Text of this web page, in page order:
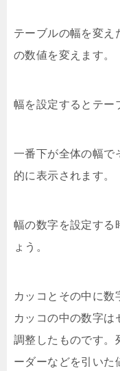
テーブルの幅を変え
の数値を変えます。
幅を設定するとテー
一番下が全体の幅で
的に表示されます。
幅の数字を設定する
ょう。
カッコとその中に数
カッコの中の数字は
調整したものです。
ーダーなどを引いた